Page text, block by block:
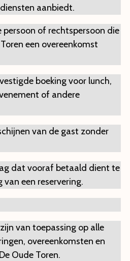
aanbiedt.
persoon of rechtspersoon die
een overeenkomst
boeking voor lunch,
of andere
van de gast zonder
dat vooraf betaald dient te
een reservering.
van toepassing op alle
overeenkomsten en
Oude Toren.